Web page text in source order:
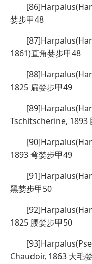
婪步甲48
1861)直角婪步甲48
1825 扁婪步甲49
Tschitscherine, 1893
1893 弯婪步甲49
黑婪步甲50
1825 腰婪步甲50
Chaudoir, 1863 大毛